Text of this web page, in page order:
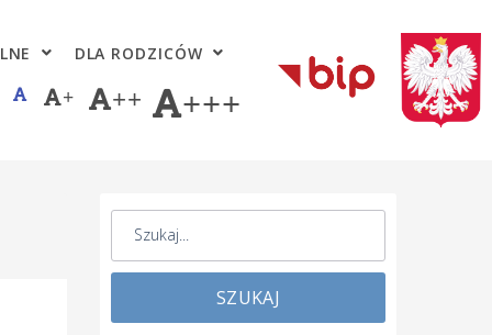
DLA RODZICÓW
+ ++ +++
SZUKAJ